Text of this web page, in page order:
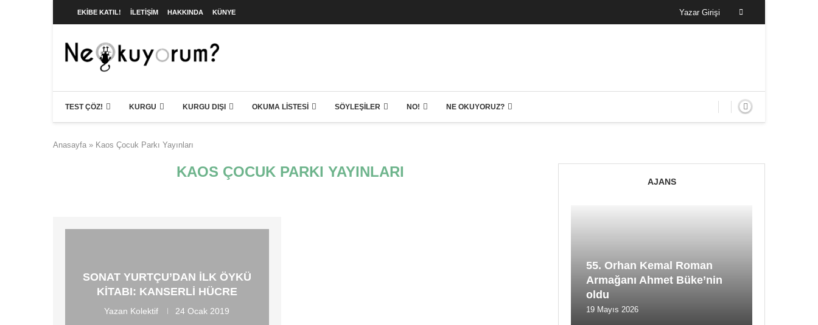
EKIBE KATIL! İLETIŞIM HAKKINDA KÜNYE Yazar Girişi
TEST ÇÖZ! KURGU KURGU DIŞI OKUMA LISTESI SÖYLEŞILER NO! NE OKUYORUZ?
Anasayfa » Kaos Çocuk Parkı Yayınları
KAOS ÇOCUK PARKI YAYINLARI
SONAT YURTÇU’DAN ILK ÖYKÜ
KITABI: KANSERLI HÜCRE
Yazan Kolektif 24 Ocak 2019
AJANS
55. Orhan Kemal Roman
Armağanı Ahmet Büke’nin
oldu
19 Mayıs 2026